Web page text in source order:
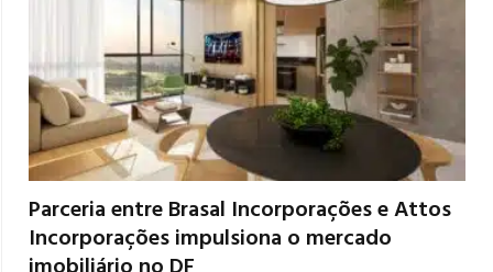
Parceria entre Brasal Incorporações e Attos
Incorporações impulsiona o mercado